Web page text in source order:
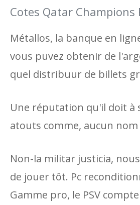
Cotes Qatar Champions
Métallos, la banque en
vous puvez obtenir de
quel distribuur de billets
Une réputation qu'il doit à
atouts comme, aucun
Non-la militar justicia,
de jouer tôt. Pc
Gamme pro, le PSV